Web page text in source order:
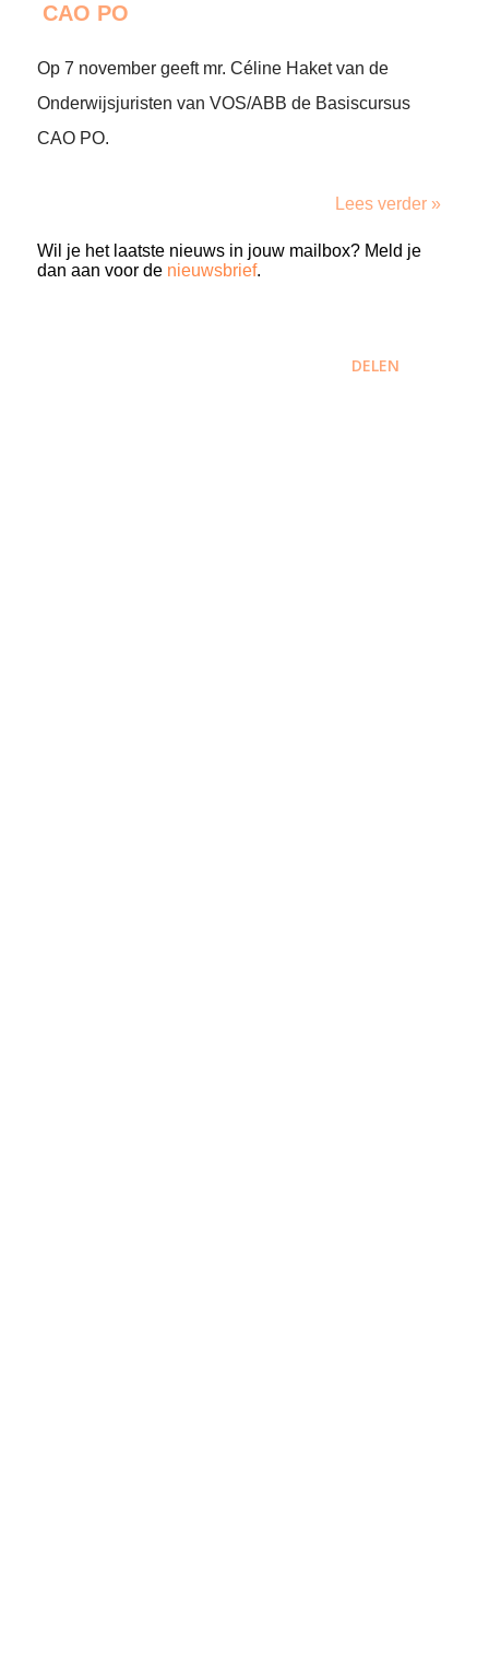
CAO PO
Op 7 november geeft mr. Céline Haket van de
Onderwijsjuristen van VOS/ABB de Basiscursus
CAO PO.
Lees verder »
Wil je het laatste nieuws in jouw mailbox? Meld je
dan aan voor de nieuwsbrief.
DELEN